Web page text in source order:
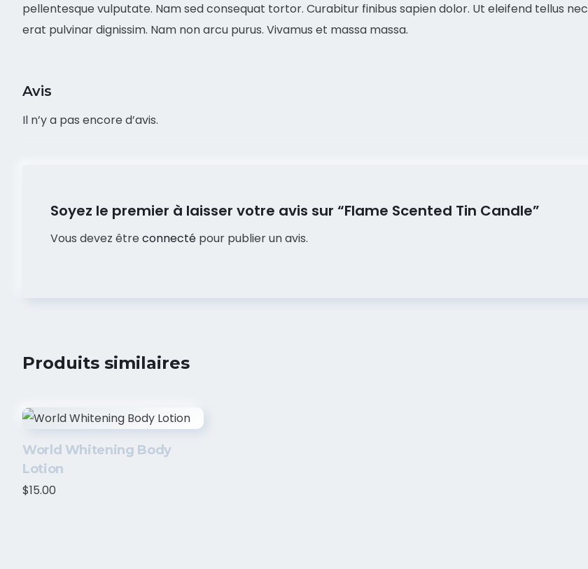
pellentesque vulputate. Nam sed consequat tortor. Curabitur finibus sapien dolor. Ut eleifend tellus nec
erat pulvinar dignissim. Nam non arcu purus. Vivamus et massa massa.
Avis
Il n’y a pas encore d’avis.
Soyez le premier à laisser votre avis sur “Flame Scented Tin Candle”
Vous devez être connecté pour publier un avis.
Produits similaires
World Whitening Body
Lotion
$15.00